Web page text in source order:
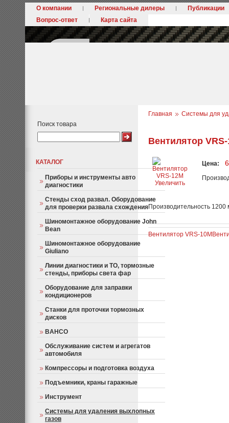
О компании Региональные дилеры
Публикации
Вопрос-ответ
Карта сайта
Поиск товара
КАТАЛОГ
Приборы и инструменты авто
диагностики
Стенды сход развал. Оборудование
для проверки развала схождения
Шиномонтажное оборудование John
Bean
Шиномонтажное оборудование
Giuliano
Линии диагностики и ТО, тормозные
стенды, приборы света фар
Оборудование для заправки
кондиционеров
Станки для проточки тормозных
дисков
BAHCO
Обслуживание систем и агрегатов
автомобиля
Компрессоры и подготовка воздуха
Подъемники, краны гаражные
Инструмент
Системы для удаления выхлопных
газов
Главная Системы для
Вентилятор VRS-
Увеличить
Цена:
Производительность
Вентилятор VRS-10M